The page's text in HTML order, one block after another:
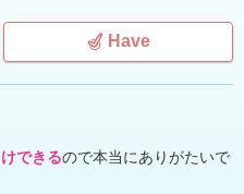
Have
できるので本当にありがたいで